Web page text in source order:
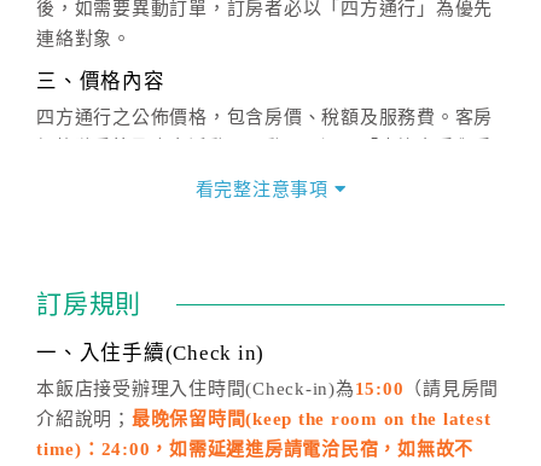
後，如需要異動訂單，訂房者必以「四方通行」為優先
連絡對象。
三、價格內容
四方通行之公佈價格，包含房價、稅額及服務費。客房
價」之當日價格為標準。
通行「客服聯絡單」提出申辦，四方通行
話方式異動訂單。
※非客服時間之申辦異動，皆為次日計算及辦理。
五、客服時間
週一至週日，上午9:00～晚上6:00
看完整注意事項
訂房規則
一、入住手續(Check in)
本飯店接受辦理入住時間(Check-in)為15:00 （請見房間
介紹說明； 最晚保留時間(keep the room on the latest
time)：24:00，如需延遲進房請電洽民宿，如無故不